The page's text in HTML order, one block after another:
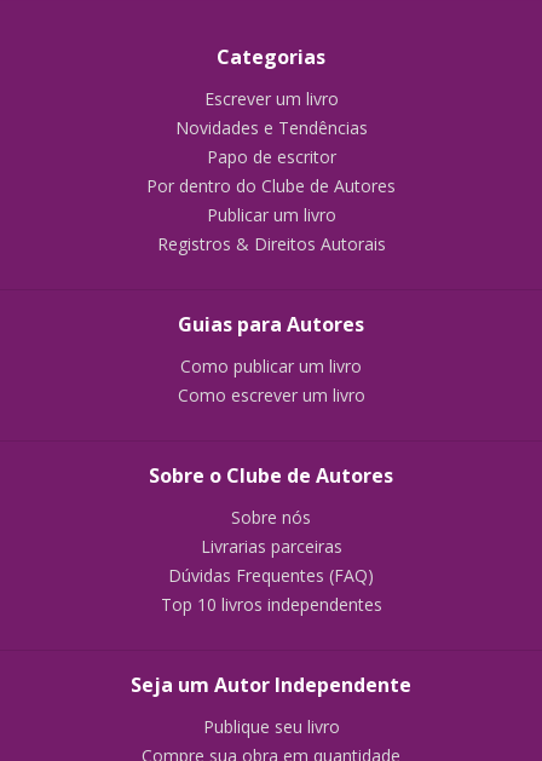
Categorias
Escrever um livro
Novidades e Tendências
Papo de escritor
Por dentro do Clube de Autores
Publicar um livro
Registros & Direitos Autorais
Guias para Autores
Como publicar um livro
Como escrever um livro
Sobre o Clube de Autores
Sobre nós
Livrarias parceiras
Dúvidas Frequentes (FAQ)
Top 10 livros independentes
Seja um Autor Independente
Publique seu livro
Compre sua obra em quantidade